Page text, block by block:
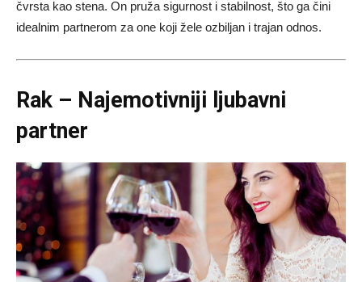
čvrsta kao stena. On pruža sigurnost i stabilnost, što ga čini
idealnim partnerom za one koji žele ozbiljan i trajan odnos.
Rak – Najemotivniji ljubavni
partner